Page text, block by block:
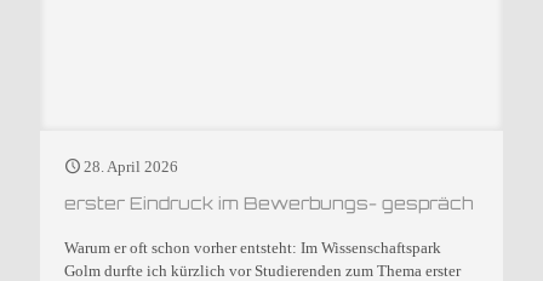
28. April 2026
erster Eindruck im Bewerbungs- gespräch
Warum er oft schon vorher entsteht: Im Wissenschaftspark
Golm durfte ich kürzlich vor Studierenden zum Thema erster